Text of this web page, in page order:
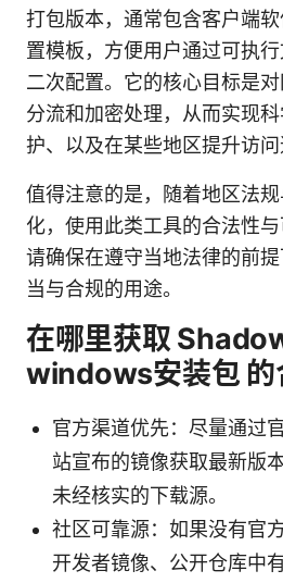
打包版本，通常包含客户端
置模板，方便用户通过可执
二次配置。它的核心目标是对
分流和加密处理，从而实现
护、以及在某些地区提升访问
值得注意的是，随着地区法
化，使用此类工具的合法性与
请确保在遵守当地法律的前
当与合规的用途。
在哪里获取
windows安装包 的
官方渠道优先：尽量通过
站宣布的镜像获取最新版
未经核实的下载源。
社区可靠源：如果没有官
开发者镜像、公开仓库中